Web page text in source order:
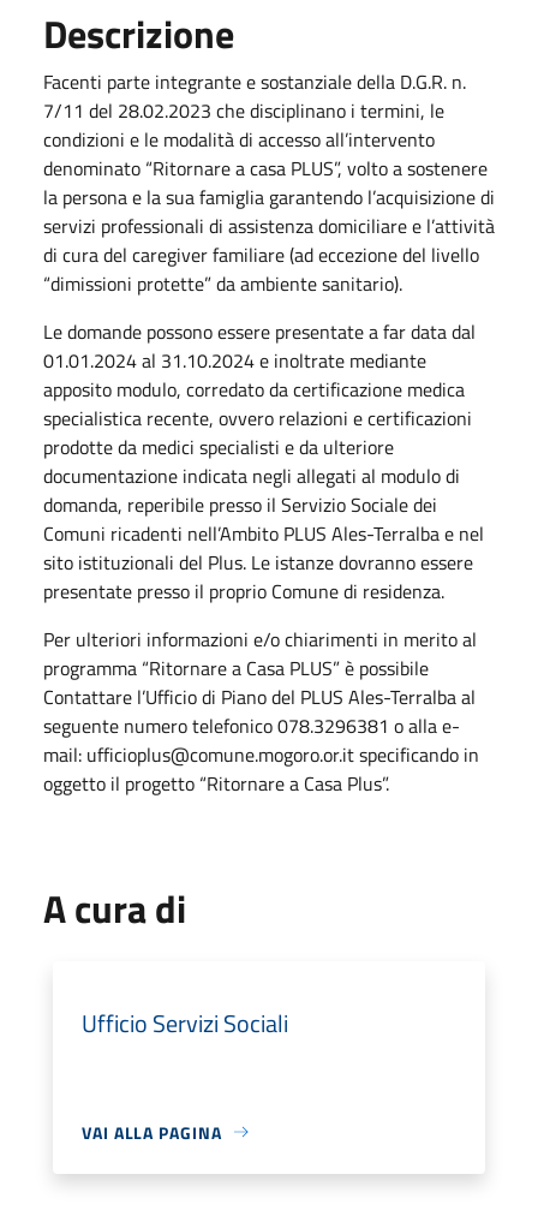
Descrizione
Facenti parte integrante e sostanziale della D.G.R. n.
7/11 del 28.02.2023 che disciplinano i termini, le
condizioni e le modalità di accesso all’intervento
denominato “Ritornare a casa PLUS”, volto a sostenere
la persona e la sua famiglia garantendo l’acquisizione di
servizi professionali di assistenza domiciliare e l’attività
di cura del caregiver familiare (ad eccezione del livello
“dimissioni protette” da ambiente sanitario).
Le domande possono essere presentate a far data dal
01.01.2024 al 31.10.2024 e inoltrate mediante
apposito modulo, corredato da certificazione medica
specialistica recente, ovvero relazioni e certificazioni
prodotte da medici specialisti e da ulteriore
documentazione indicata negli allegati al modulo di
domanda, reperibile presso il Servizio Sociale dei
Comuni ricadenti nell’Ambito PLUS Ales-Terralba e nel
sito istituzionali del Plus. Le istanze dovranno essere
presentate presso il proprio Comune di residenza.
Per ulteriori informazioni e/o chiarimenti in merito al
programma “Ritornare a Casa PLUS” è possibile
Contattare l’Ufficio di Piano del PLUS Ales-Terralba al
seguente numero telefonico 078.3296381 o alla e-
mail: ufficioplus@comune.mogoro.or.it specificando in
oggetto il progetto “Ritornare a Casa Plus”.
A cura di
Ufficio Servizi Sociali
VAI ALLA PAGINA